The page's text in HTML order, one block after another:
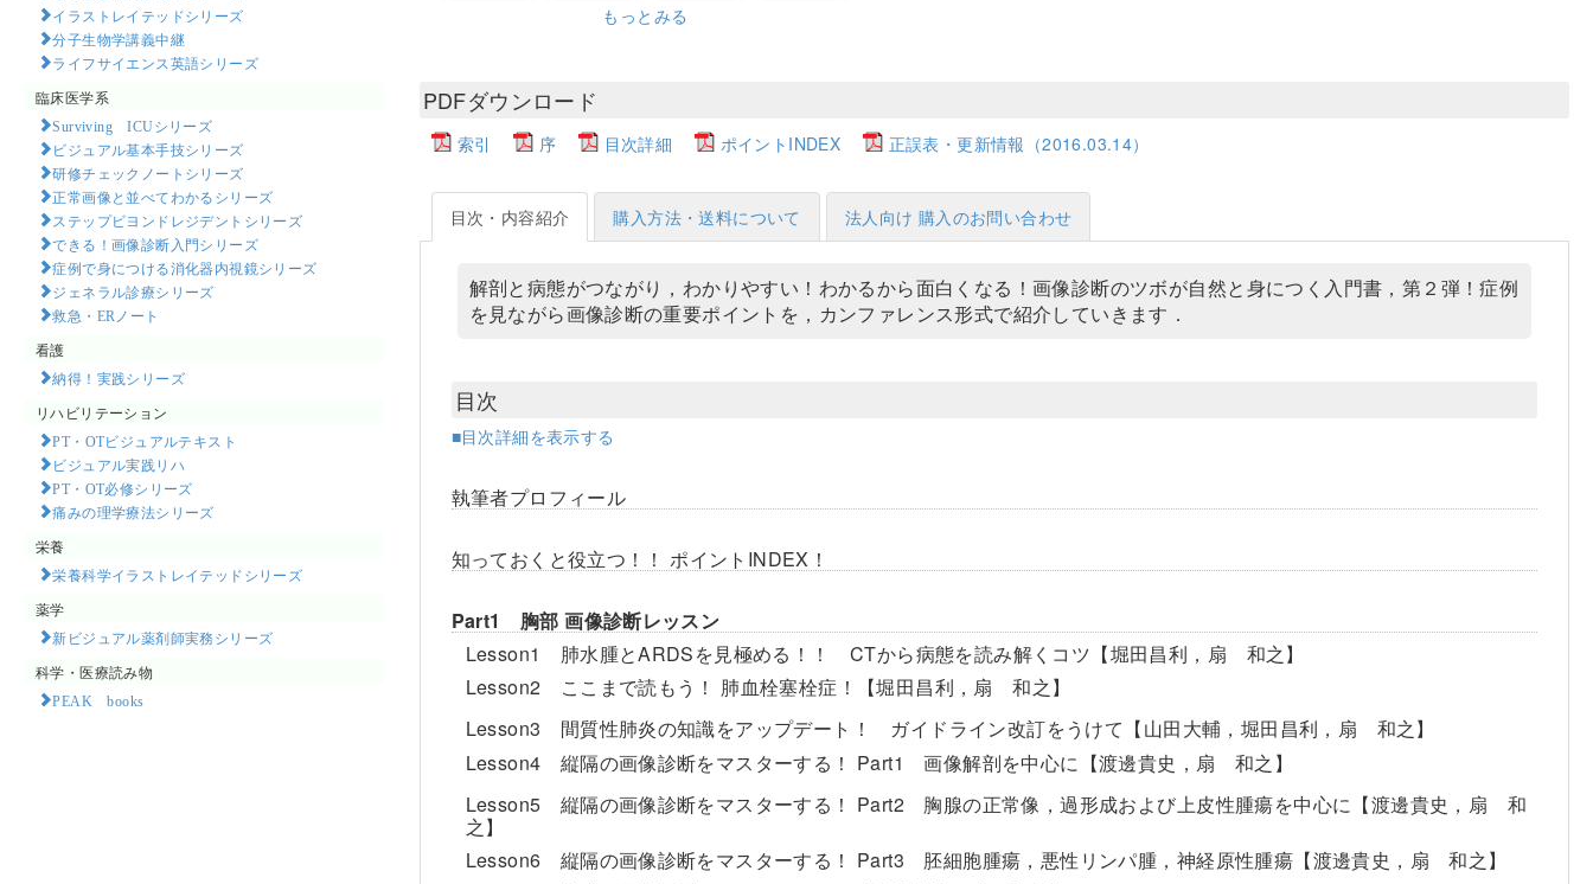
イラストレイテッドシリーズ
分子生物学講義中継
ライフサイエンス英語シリーズ
臨床医学系
Surviving ICUシリーズ
ビジュアル基本手技シリーズ
研修チェックノートシリーズ
正常画像と並べてわかるシリーズ
ステップビヨンドレジデントシリーズ
できる！画像診断入門シリーズ
症例で身につける消化器内視鏡シリーズ
ジェネラル診療シリーズ
救急・ERノート
看護
納得！実践シリーズ
リハビリテーション
PT・OTビジュアルテキスト
ビジュアル実践リハ
PT・OT必修シリーズ
痛みの理学療法シリーズ
栄養
栄養科学イラストレイテッドシリーズ
薬学
新ビジュアル薬剤師実務シリーズ
科学・医療読み物
PEAK books​
もっとみる
PDFダウンロード
索引 序 目次詳細 ポイントINDEX 正誤表・更新情報（2016.03.14）
目次・内容紹介 購入方法・送料について 法人向け 購入のお問い合わせ
解剖と病態がつながり，わかりやすい！わかるから面白くなる！画像診断のツボが自然と身につく入門書，第２弾！症例
を見ながら画像診断の重要ポイントを，カンファレンス形式で紹介していきます．
目次
■目次詳細を表示する
執筆者プロフィール
知っておくと役立つ！！ ポイントINDEX！
Part1 胸部 画像診断レッスン
Lesson1 肺水腫とARDSを見極める！！ CTから病態を読み解くコツ【堀田昌利，扇 和之】
Lesson2 ここまで読もう！ 肺血栓塞栓症！【堀田昌利，扇 和之】
Lesson3 間質性肺炎の知識をアップデート！ ガイドライン改訂をうけて【山田大輔，堀田昌利，扇 和之】
Lesson4 縦隔の画像診断をマスターする！ Part1 画像解剖を中心に【渡邊貴史，扇 和之】
Lesson5 縦隔の画像診断をマスターする！ Part2 胸腺の正常像，過形成および上皮性腫瘍を中心に【渡邊貴史，扇 和
之】
Lesson6 縦隔の画像診断をマスターする！ Part3 胚細胞腫瘍，悪性リンパ腫，神経原性腫瘍【渡邊貴史，扇 和之】